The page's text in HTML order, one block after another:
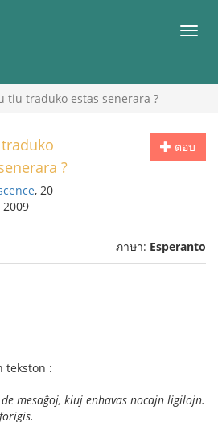
เมนู
tiu traduko estas senerara ?
ตอบ
?
, 20
ภาษา: Esperanto
tekston :
mesaĝoj, kiuj enhavas nocajn ligilojn.